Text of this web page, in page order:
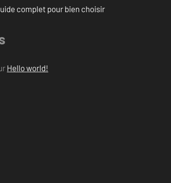
complet pour bien choisir
Hello world!